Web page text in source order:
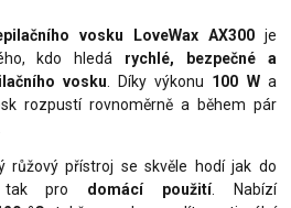
vosku LoveWax AX300je
kdo hledá rychlé, bezpečné a
vosku . Díky výkonu 100 Wa
rozpustí rovnoměrně a během pár
růžový přístroj se skvěle hodí jak do
pro domácí použití. Nabízí